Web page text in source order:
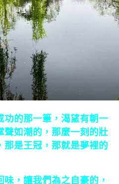
功的那一筆，渴望有朝一
聲如潮的，那麼一刻的壯
那是王冠，那就是夢裡的
，讓我們為之自豪的，